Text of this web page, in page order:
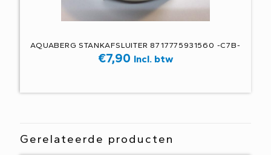
AQUABERG STANKAFSLUITER 8717775931560 -C7B-
€7,90 Incl. btw
Gerelateerde producten